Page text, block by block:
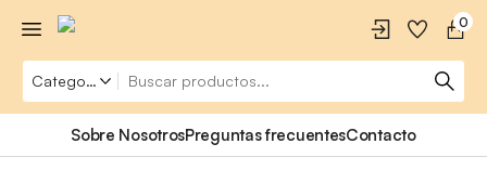
0
Sobre NosotrosPreguntas frecuentesContacto